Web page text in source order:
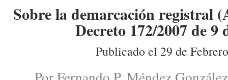
Sobre la demarcación registral
Decreto 172/2007 de 9
Publicado el 29 de